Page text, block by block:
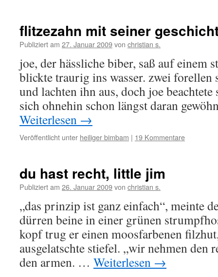
flitzezahn mit seiner
Publiziert am 27. Januar 2009von christian s.
joe, der hässliche biber, saß auf einem
blickte traurig ins wasser. zwei forellen
und lachten ihn aus, doch joe
sich ohnehin schon längst daran
Weiterlesen →
Veröffentlicht unter heiliger bimbam | 19 Kommentare
du hast recht, little jim
Publiziert am 26. Januar 2009von christian s.
„das prinzip ist ganz einfach“, meinte
dürren beine in einer grünen
kopf trug er einen moosfarbenen
ausgelatschte stiefel. „wir nehmen den
den armen. … Weiterlesen →